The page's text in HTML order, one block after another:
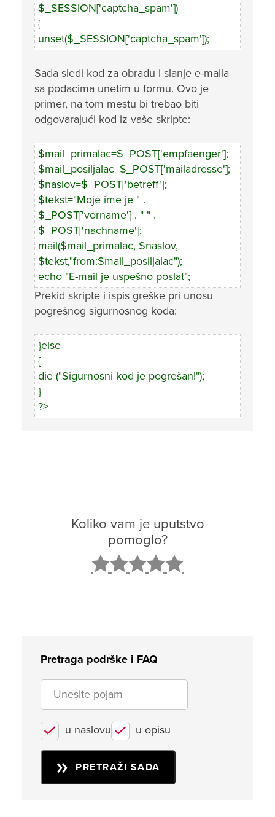
$_SESSION['captcha_spam'])
{
unset($_SESSION['captcha_spam']);
Sada sledi kod za obradu i slanje e-maila
sa podacima unetim u formu. Ovo je
primer, na tom mestu bi trebao biti
odgovarajući kod iz vaše skripte:
$mail_primalac=$_POST['empfaenger'];
$mail_posiljalac=$_POST['mailadresse'];
$naslov=$_POST['betreff'];
$tekst="Moje ime je " .
$_POST['vorname'] . " " .
$_POST['nachname'];
mail($mail_primalac, $naslov,
$tekst,"from:$mail_posiljalac");
echo "E-mail je uspešno poslat";
Prekid skripte i ispis greške pri unosu
pogrešnog sigurnosnog koda:
}else
{
die ("Sigurnosni kod je pogrešan!");
}
?>
Koliko vam je uputstvo
pomoglo?
Pretraga podrške i FAQ
u naslovu u opisu
PRETRAŽI SADA